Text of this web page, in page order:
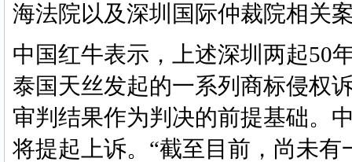
海法院以及深圳国际仲裁院相关
中国红牛表示，上述深圳两起50
泰国天丝发起的一系列商标侵权
审判结果作为判决的前提基础。
将提起上诉。“截至目前，尚未